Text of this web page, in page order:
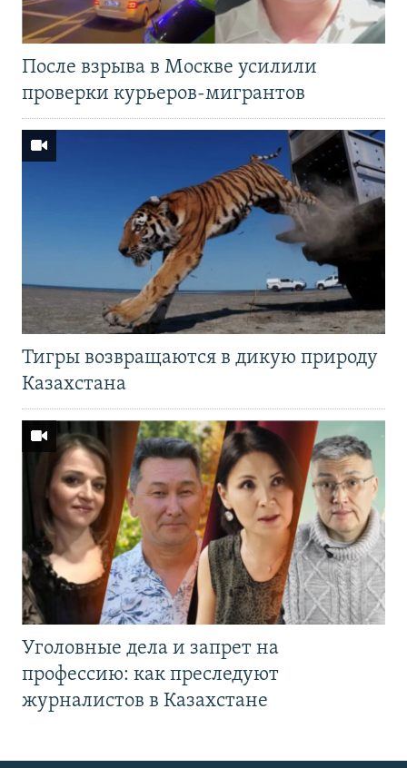
После взрыва в Москве усилили
проверки курьеров-мигрантов
Тигры возвращаются в дикую природу
Казахстана
Уголовные дела и запрет на
профессию: как преследуют
журналистов в Казахстане